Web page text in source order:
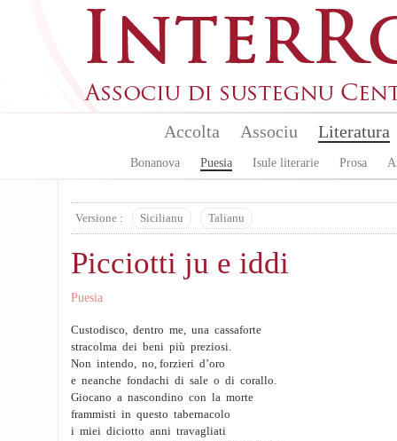
Accolta Associu Literatura
Bonanova Puesia Isule literarie Prosa
Versione : Sicilianu Talianu
Picciotti ju e iddi
Puesia
Custodisco, dentro me, una cassaforte
stracolma dei beni più preziosi.
Non intendo, no, forzieri d’oro
e neanche fondachi di sale o di corallo.
Giocano a nascondino con la morte
frammisti in questo tabernacolo
i miei diciotto anni travagliati